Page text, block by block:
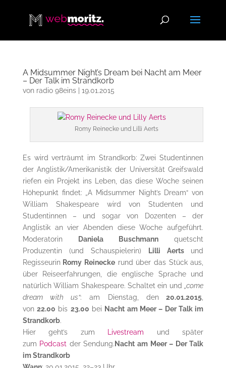
A Midsummer Night’s Dream bei Nacht am Meer
– Der Talk im Strandkorb
von radio 98eins| 19.01.2015
Romy Reinecke und Lilli Aerts
Es wird verträumt im Strandkorb: Zwei Studentinnen
der Anglistik/Amerikanistik der Universität Greifswald
riefen ein Projekt ins Leben, das diese Woche seinen
Höhepunkt findet: „A Midsummer Night’s Dream“ von
William Shakespeare wird von Studenten und
Studentinnen – und sogar von Dozenten – der
Anglistik an vier Abenden diese Woche aufgeführt.
Moderatorin
Daniela Buschmann quetscht
Produzentin (und Schauspielerin)
Lilli Aerts und
RegisseurinRomy Reinecke rund über das Stück aus,
über Reiseerfahrungen, die englische Sprache und
natürlich William Shakespeare. Schaltet ein und
„come
dream with us“: am Dienstag, den20.01.2015
von22.00 bis 23.00 bei Nacht am Meer – Der Talk im
Strandkorb.
Hier geht’s zum Livestream und später
zum Podcast der Sendung. Nacht am Meer – Der Talk
im Strandkorb